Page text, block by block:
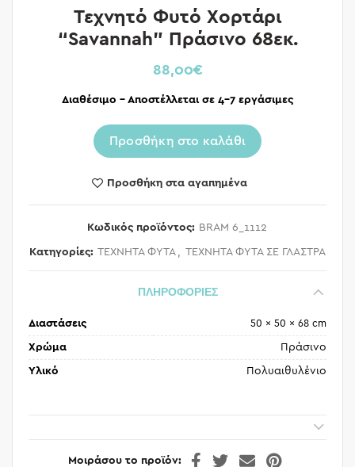
Τεχνητό Φυτό Χορτάρι
“Savannah” Πράσινο 68εκ.
88,00€
Διαθέσιμο – Αποστέλλεται σε 4-7 εργάσιμες
Προσθήκη στο καλάθι
Προσθήκη στα αγαπημένα
Κωδικός προϊόντος: BRAM 6_1112
Κατηγορίες: ΤΕΧΝΗΤΑ ΦΥΤΑ , ΤΕΧΝΗΤΑ ΦΥΤΑ ΣΕ ΓΛΑΣΤΡΑ
ΠΛΗΡΟΦΟΡΙΕΣ
Διαστάσεις 50 × 50 × 68 cm
Χρώμα Πράσινο
Υλικό Πολυαιθυλένιο
Μοιράσου το προϊόν